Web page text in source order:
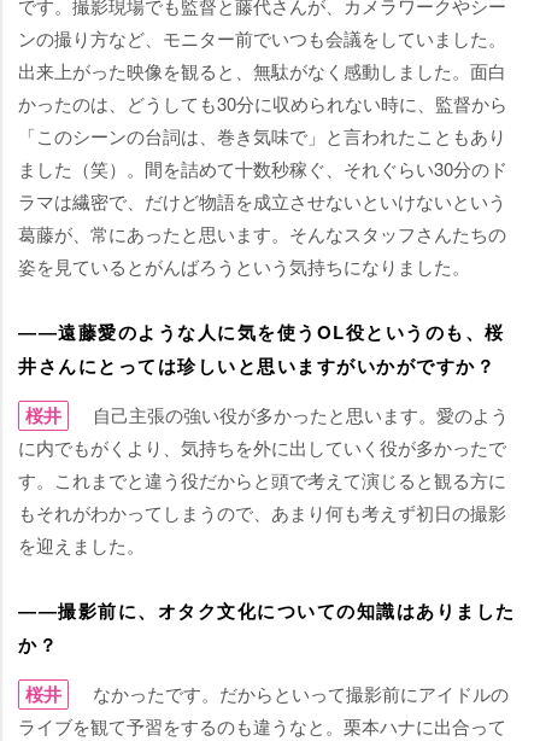
です。撮影現場でも監督と藤代さんが、カメラワークやシー
ンの撮り方など、モニター前でいつも会議をしていました。
出来上がった映像を観ると、無駄がなく感動しました。面白
かったのは、どうしても30分に収められない時に、監督から
「このシーンの台詞は、巻き気味で」と言われたこともあり
ました（笑）。間を詰めて十数秒稼ぐ、それぐらい30分のド
ラマは繊密で、だけど物語を成立させないといけないという
葛藤が、常にあったと思います。そんなスタッフさんたちの
姿を見ているとがんばろうという気持ちになりました。
――遠藤愛のような人に気を使うOL役というのも、桜
井さんにとっては珍しいと思いますがいかがですか？
桜井
自己主張の強い役が多かったと思います。愛のよう
に内でもがくより、気持ちを外に出していく役が多かったで
す。これまでと違う役だからと頭で考えて演じると観る方に
もそれがわかってしまうので、あまり何も考えず初日の撮影
を迎えました。
――撮影前に、オタク文化についての知識はありました
か？
桜井
なかったです。だからといって撮影前にアイドルの
ライブを観て予習をするのも違うなと。栗本ハナに出合って